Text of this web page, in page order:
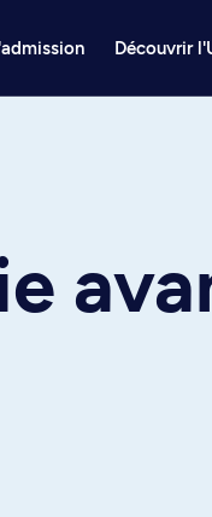
Découvrir